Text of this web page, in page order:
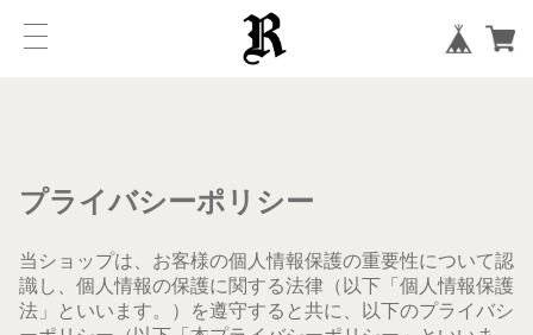
プライバシーポリシー
当ショップは、お客様の個人情報保護の重要性について認
識し、個人情報の保護に関する法律（以下「個人情報保護
法」といいます。）を遵守すると共に、以下のプライバシ